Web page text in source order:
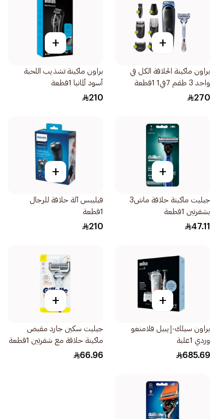
+
براون ماكينة الحلاقة الكل في
واحد 3 طقم 7في1 1قطعة
270
+
براون ماكينة تشذيب اللحية
أسود ألمانيا 1قطعة
210
+
جيليت ماكينة حلاقة ماش3
بشفرتين 1قطعة
47.11
+
فيليبس آلة حلاقة للرجال
1قطعة
210
+
براون سيلك-إيبيل فلامنغو
وردي 1علبة
685.69
+
جيليت سكين جارد مقبض
ماكينة حلاقة مع شفرتين 1قطعة
66.96